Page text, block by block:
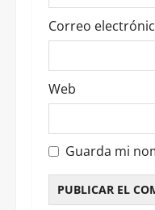
Correo
Web
Guarda mi